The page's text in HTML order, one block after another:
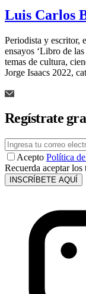
Luis Carlos
Periodista y escritor,
ensayos ‘Libro de
temas de cultura,
Jorge Isaacs 2022,
Regístrate
Acepto Política
Recuerda aceptar
INSCRÍBETE AQUÍ